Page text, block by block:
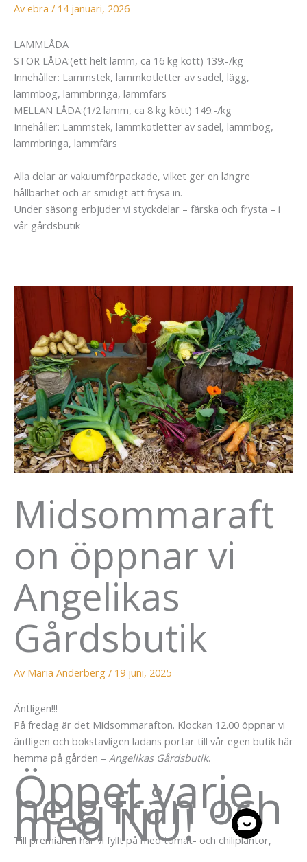
Av ebra / 14 januari, 2026
LAMMLÅDA
STOR LÅDA:(ett helt lamm, ca 16 kg kött) 139:-/kg
Innehåller: Lammstek, lammkotletter av sadel, lägg,
lammbog, lammbringa, lammfärs
MELLAN LÅDA:(1/2 lamm, ca 8 kg kött) 149:-/kg
Innehåller: Lammstek, lammkotletter av sadel, lammbog,
lammbringa, lammfärs
Alla delar är vakuumförpackade, vilket ger en längre
hållbarhet och är smidigt att frysa in.
Under säsong erbjuder vi styckdelar – färska och frysta – i
vår gårdsbutik
Midsommaraft
on öppnar vi
Angelikas
Gårdsbutik
Av Maria Anderberg / 19 juni, 2025
Äntligen!!!
På fredag är det Midsommarafton. Klockan 12.00 öppnar vi
äntligen och bokstavligen ladans portar till vår egen butik här
hemma på gården – Angelikas Gårdsbutik.
Öppet varje
helg från och
med NU!
Till premiären har vi fyllt på med tomat- och chiliplantor,